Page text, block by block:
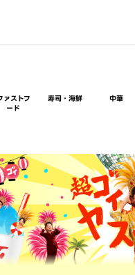
ァストフ
ード
寿司・海鮮 中華